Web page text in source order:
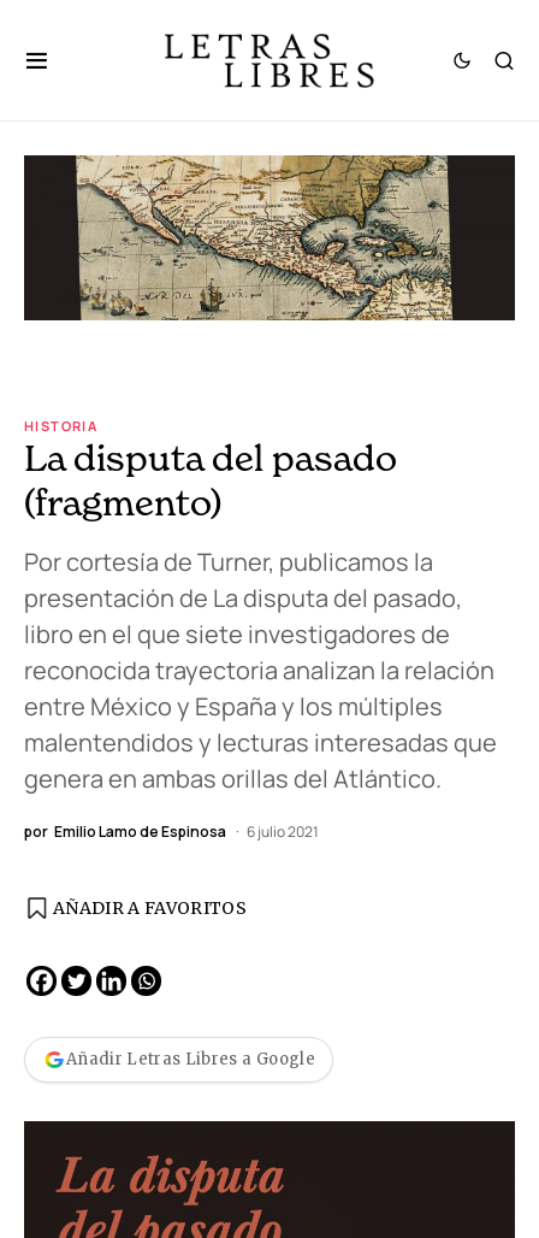
HISTORIA
La disputa del pasado
(fragmento)
Por cortesía de Turner, publicamos la
presentación de La disputa del pasado,
libro en el que siete investigadores de
reconocida trayectoria analizan la relación
entre México y España y los múltiples
malentendidos y lecturas interesadas que
genera en ambas orillas del Atlántico.
por Emilio Lamo de Espinosa 6 julio 2021
AÑADIR A FAVORITOS
Añadir Letras Libres a Google